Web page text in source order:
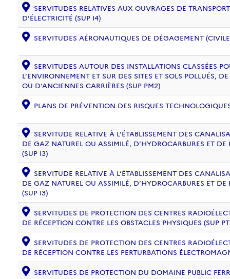
SERVITUDES RELATIVES AUX OUVRAGES DE
D’ÉLECTRICITÉ (SUP I4)
SERVITUDES AÉRONAUTIQUES DE DÉGAGEMENT
SERVITUDES AUTOUR DES INSTALLATIONS CLASSÉES
L’ENVIRONNEMENT ET SUR DES SITES ET SOLS POLLUÉS,
OU D’ANCIENNES CARRIÈRES (SUP PM2)
PLANS DE PRÉVENTION DES RISQUES
SERVITUDE RELATIVE À L’ÉTABLISSEMENT DES
DE GAZ NATUREL OU ASSIMILÉ, D’HYDROCARBURES ET
(SUP I3)
SERVITUDE RELATIVE À L’ÉTABLISSEMENT DES
DE GAZ NATUREL OU ASSIMILÉ, D’HYDROCARBURES ET
(SUP I3)
SERVITUDES DE PROTECTION DES CENTRES
DE RÉCEPTION CONTRE LES OBSTACLES PHYSIQUES (SUP
SERVITUDES DE PROTECTION DES CENTRES
DE RÉCEPTION CONTRE LES PERTURBATIONS
SERVITUDES DE PROTECTION DU DOMAINE PUBLIC